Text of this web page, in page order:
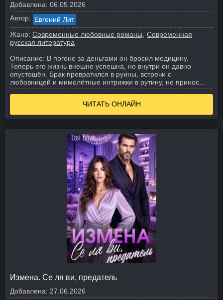
Добавлена: 06.05.2026
Автор: Евгений Лит
Жанр: Современные любовные романы
Современная
русская литература
Описание: В погоне за деньгами он бросил медицину.
Теперь его жизнь внешне успешна, но внутри он давно
опустошён. Брак превратился в руины, встречи с
любовницей и мимолётные интрижки в рутину, не принос...
ЧИТАТЬ ОНЛАЙН
Измена. Се ля ви, предатель
Добавлена: 27.06.2026